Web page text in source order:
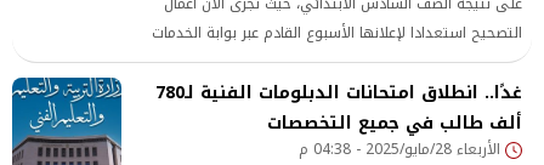
التصحيح استعدادا لإعلانها الأسبوع القادم عبر بوابة الخدمات
التعليمية .
غدًا.. انطلاق امتحانات الدبلومات الفنية لـ780
ألف طالب في جميع التخصصات
الأربعاء 28/مايو/2025 - 04:38 م